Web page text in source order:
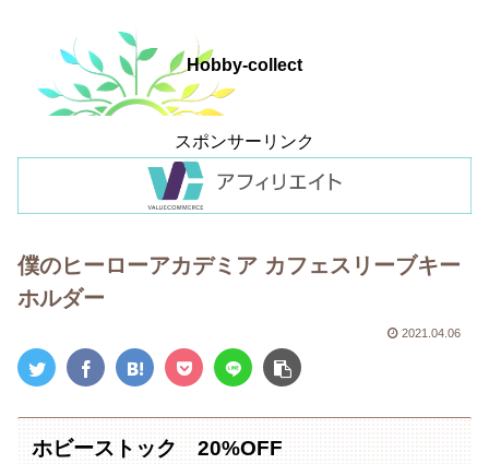
Hobby-collect
スポンサーリンク
僕のヒーローアカデミア カフェスリーブキー
ホルダー
2021.04.06
ホビーストック 20%OFF